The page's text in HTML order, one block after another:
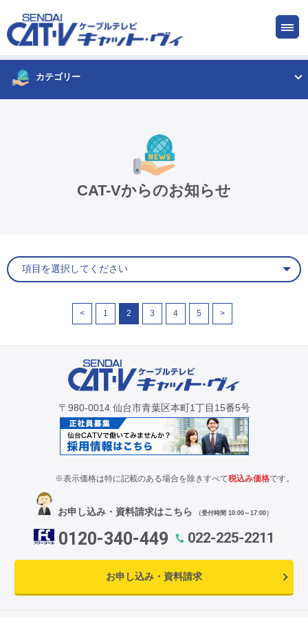
カテゴリー
CAT-Vからのお知らせ
< 1 2 3 4 5 >
〒980-0014 仙台市青葉区本町1丁目15番5号
※表示価格は特に記載のある場合を除きすべて税込み価格です。
お申し込み・資料請求はこちら （受付時間 10:00～17:00）
0120-340-449 022-225-2211
お申し込み・資料請求
お申し込み
ご検討中の方
サービス